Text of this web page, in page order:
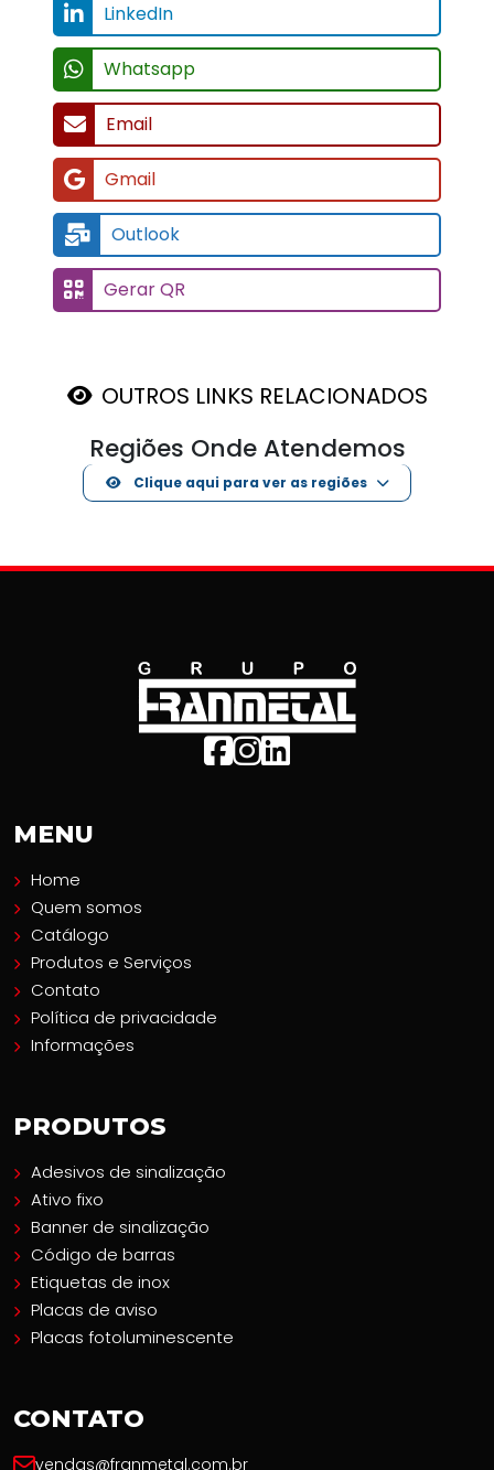
LinkedIn
Whatsapp
Email
Gmail
Outlook
Gerar QR
OUTROS LINKS RELACIONADOS
Regiões Onde Atendemos
Clique aqui para ver as regiões
MENU
Home
Quem somos
Catálogo
Produtos e Serviços
Contato
Política de privacidade
Informações
PRODUTOS
Adesivos de sinalização
Ativo fixo
Banner de sinalização
Código de barras
Etiquetas de inox
Placas de aviso
Placas fotoluminescente
CONTATO
vendas@franmetal.com.br